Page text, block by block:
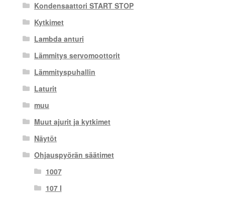
Kondensaattori START STOP
Kytkimet
Lambda anturi
Lämmitys servomoottorit
Lämmityspuhallin
Laturit
muu
Muut ajurit ja kytkimet
Näytöt
Ohjauspyörän säätimet
1007
107 I